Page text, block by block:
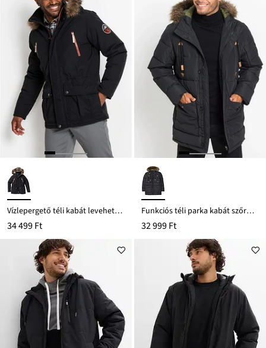
Vízlepergető téli kabát levehető kapucnival
34 499 Ft
Funkciós téli parka kabát szőrmés kapucnival és bőrutánzatból készült részletekkel
32 999 Ft